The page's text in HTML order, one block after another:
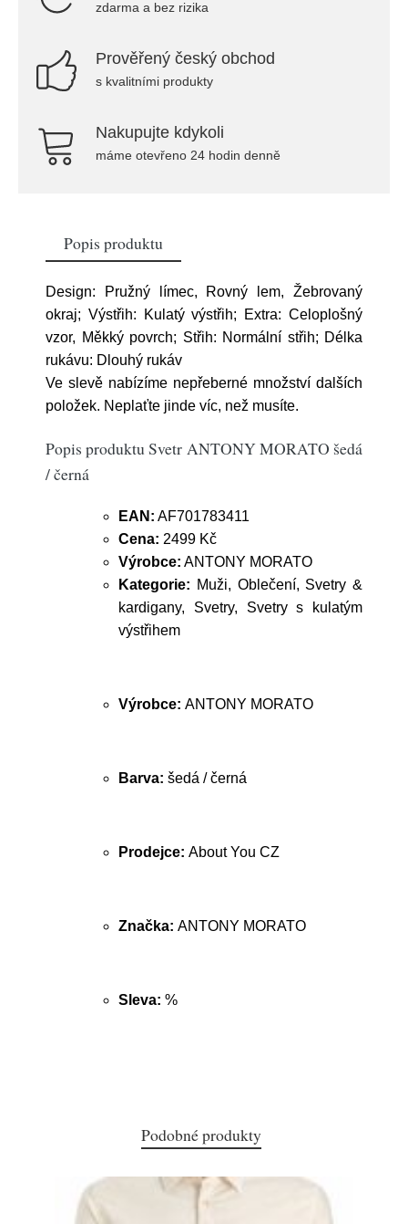
zdarma a bez rizika
Prověřený český obchod
s kvalitními produkty
Nakupujte kdykoli
máme otevřeno 24 hodin denně
Popis produktu
Design: Pružný límec, Rovný lem, Žebrovaný
okraj; Výstřih: Kulatý výstřih; Extra: Celoplošný
vzor, Měkký povrch; Střih: Normální střih; Délka
rukávu: Dlouhý rukáv
Ve slevě nabízíme nepřeberné množství dalších
položek. Neplaťte jinde víc, než musíte.
Popis produktu Svetr ANTONY MORATO šedá
/ černá
EAN: AF701783411
Cena: 2499 Kč
Výrobce: ANTONY MORATO
Kategorie: Muži, Oblečení, Svetry &
kardigany, Svetry, Svetry s kulatým
výstřihem
Výrobce: ANTONY MORATO
Barva: šedá / černá
Prodejce: About You CZ
Značka: ANTONY MORATO
Sleva: %
Podobné produkty